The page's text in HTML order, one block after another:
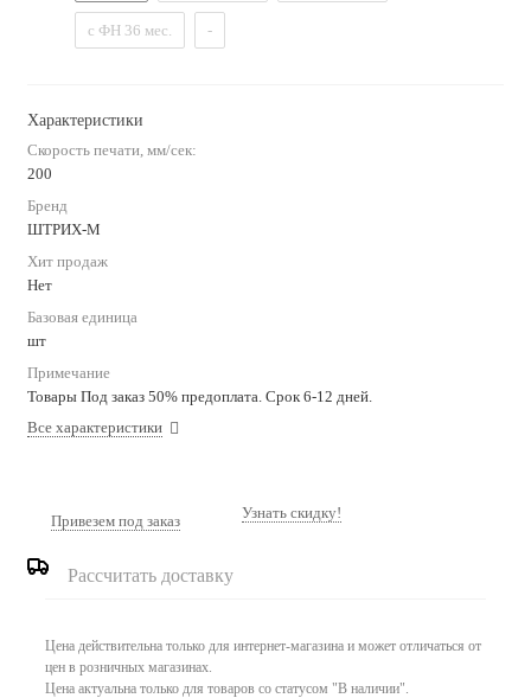
с ФН 36 мес. -
Характеристики
Скорость печати, мм/сек:
200
Бренд
ШТРИХ-М
Хит продаж
Нет
Базовая единица
шт
Примечание
Товары Под заказ 50% предоплата. Срок 6-12 дней.
Все характеристики
Привезем под заказ Узнать скидку!
Рассчитать доставку
Цена действительна только для интернет-магазина и может отличаться от
цен в розничных магазинах.
Цена актуальна только для товаров со статусом "В наличии".